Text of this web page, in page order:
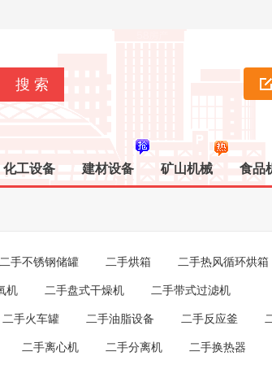
化工设备 建材设备 矿山机械 食品
二手不锈钢储罐 二手烘箱 二手热风循环烘箱
机 二手盘式干燥机 二手带式过滤机
二手火车罐 二手油脂设备 二手反应釜
二手离心机 二手分离机 二手换热器